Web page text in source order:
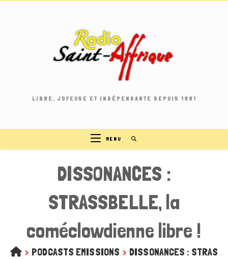
LIBRE, JOYEUSE ET INDÉPENDANTE DEPUIS 1981
MENU
DISSONANCES :
STRASSBELLE, la
coméclowdienne libre !
> PODCASTS EMISSIONS > DISSONANCES :